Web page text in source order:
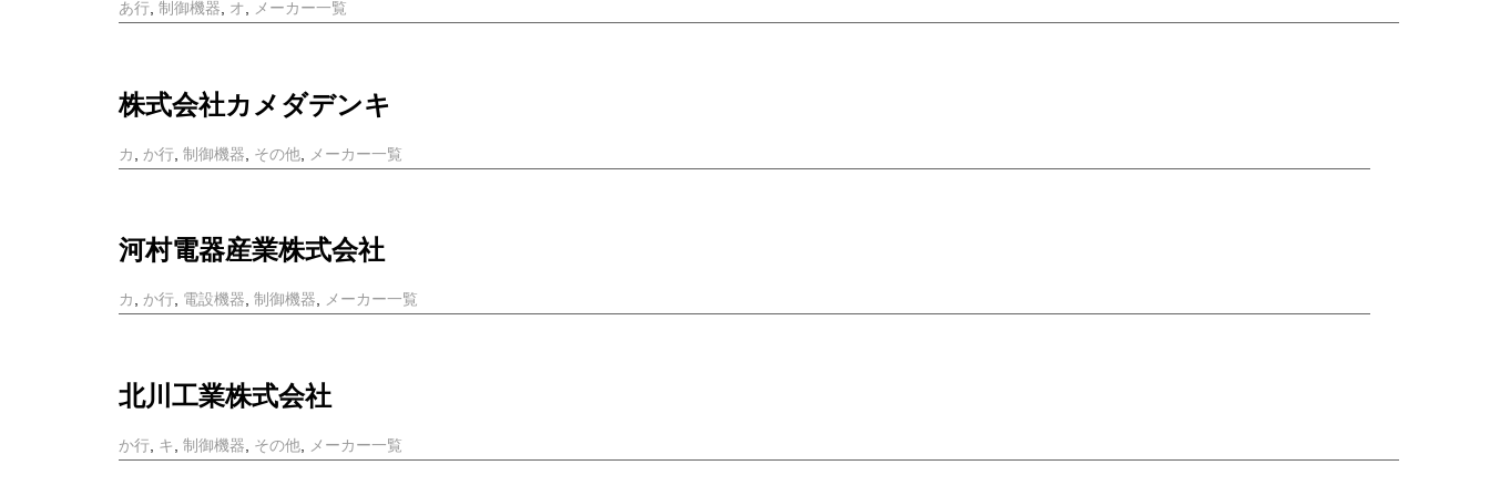
あ行 制御機器 オ メーカー一覧
株式会社カメダデンキ
カ か行 制御機器 その他 メーカー一覧
河村電器産業株式会社
カ, か行, 電設機器, 制御機器, メーカー一覧
北川工業株式会社
か行 キ 制御機器 その他 メーカー一覧